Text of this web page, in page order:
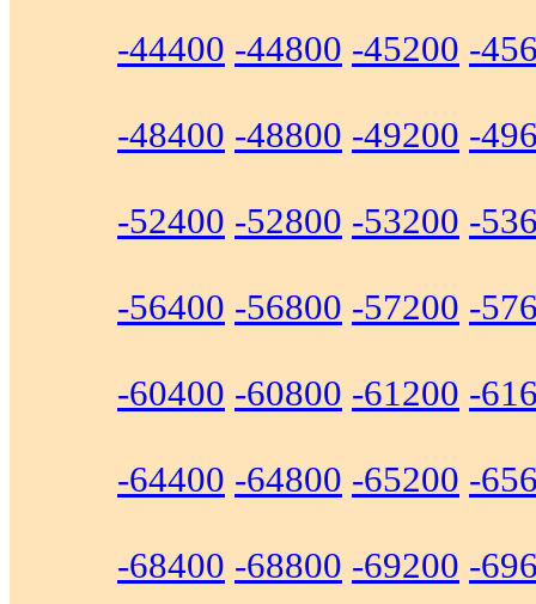
-44400 -44800 -45200 -
-48400 -48800 -49200 -
-52400 -52800 -53200 -
-56400 -56800 -57200 -
-60400 -60800 -61200 -
-64400 -64800 -65200 -
-68400 -68800 -69200 -